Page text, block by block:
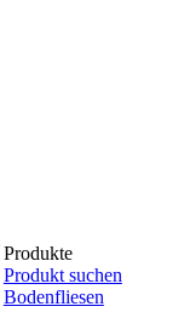
Produkte
Produkt suchen
Bodenfliesen